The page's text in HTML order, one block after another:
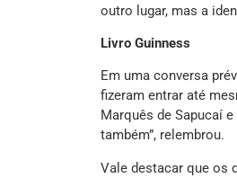
outro lugar, mas a
Livro Guinness
Em uma conversa
fizeram entrar até
Marquês de Sapucaí
também”, relembrou.
Vale destacar que os